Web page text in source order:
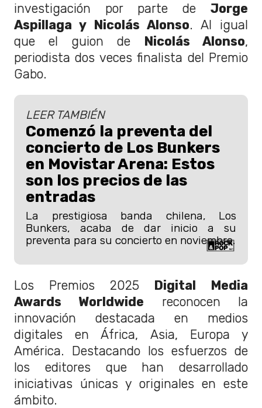
investigación por parte de Jorge
Aspillaga y Nicolás Alonso. Al igual
que el guion de Nicolás Alonso,
periodista dos veces finalista del Premio
Gabo.
LEER TAMBIÉN
Comenzó la preventa del
concierto de Los Bunkers
en Movistar Arena: Estos
son los precios de las
entradas
La prestigiosa banda chilena, Los
Bunkers, acaba de dar inicio a su
preventa para su concierto en noviembre.
Los Premios 2025 Digital Media
Awards Worldwide reconocen la
innovación destacada en medios
digitales en África, Asia, Europa y
América. Destacando los esfuerzos de
los editores que han desarrollado
iniciativas únicas y originales en este
ámbito.